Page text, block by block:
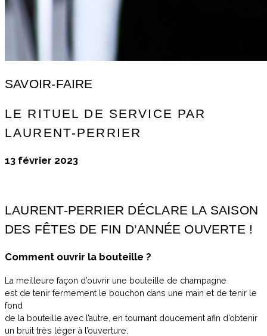
SAVOIR-FAIRE
LE RITUEL DE SERVICE PAR
LAURENT-PERRIER
13 février 2023
LAURENT-PERRIER DÉCLARE LA SAISON
DES FÊTES DE FIN D’ANNÉE OUVERTE !
Comment ouvrir la bouteille ?
La meilleure façon d’ouvrir une bouteille de champagne
est de tenir fermement le bouchon dans une main et de tenir le
fond
de la bouteille avec l’autre, en tournant doucement afin d’obtenir
un bruit très léger à l’ouverture.